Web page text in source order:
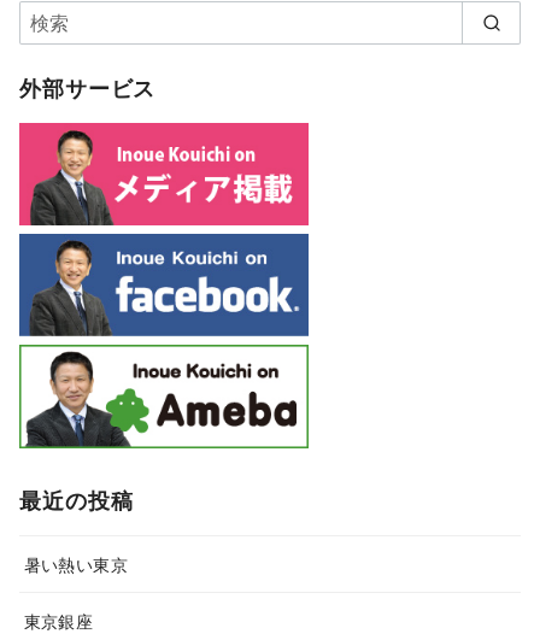
外部サービス
最近の投稿
暑い熱い東京
東京銀座